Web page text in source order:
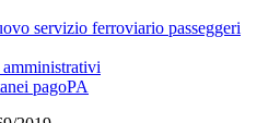
servizio ferroviario passeggeri
pagoPA